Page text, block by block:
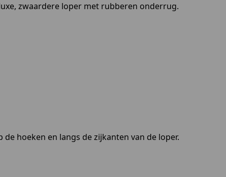
zwaardere loper met rubberen onderrug.
hoeken en langs de zijkanten van de loper.